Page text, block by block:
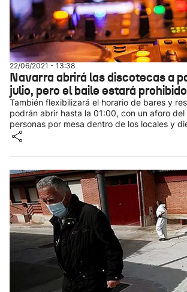
22/06/2021 - 13:38
Navarra abrirá las discotecas a
julio, pero el baile estará prohibido
También flexibilizará el horario de bares y
podrán abrir hasta la 01:00, con un aforo del
personas por mesa dentro de los locales y